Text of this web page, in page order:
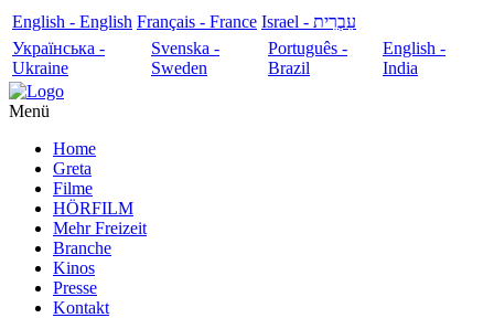
English - English Français - France
עִבְרִית - Israel
Українська -
Ukraine
Svenska -
Sweden
Português -
Brazil
English -
India
Menü
Home
Greta
Filme
HÖRFILM
Mehr Freizeit
Branche
Kinos
Presse
Kontakt